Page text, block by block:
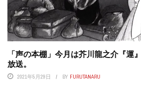
「声の本棚」今月は芥川龍之介『運
放送。
2021年5月29日 BY FURUTANARU